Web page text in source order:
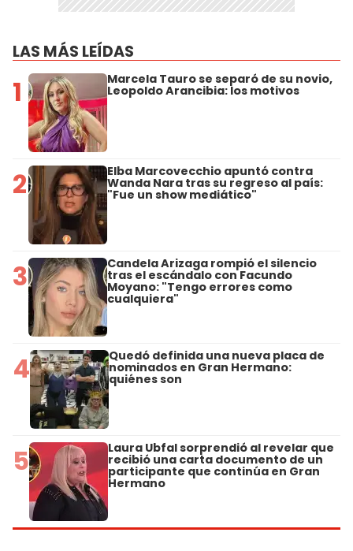
LAS MÁS LEÍDAS
1 Marcela Tauro se separó de su novio,
Leopoldo Arancibia: los motivos
2 Elba Marcovecchio apuntó contra
Wanda Nara tras su regreso al país:
"Fue un show mediático"
3 Candela Arizaga rompió el silencio
tras el escándalo con Facundo
Moyano: "Tengo errores como
cualquiera"
4 Quedó definida una nueva placa de
nominados en Gran Hermano:
quiénes son
5 Laura Ubfal sorprendió al revelar que
recibió una carta documento de un
participante que continúa en Gran
Hermano